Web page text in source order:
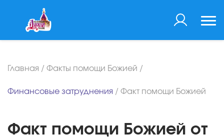
Главная / Факты помощи Божией /
Финансовые затруднения / Факт помощи Божией
Факт помощи Божией от